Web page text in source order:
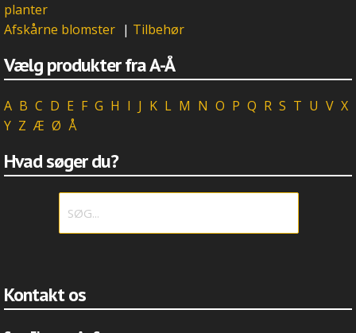
planter
Afskårne blomster | Tilbehør
Vælg produkter fra A-Å
A B C D E F G H I J K L M N O P Q R S T U V X
Y Z Æ Ø Å
Hvad søger du?
Kontakt os